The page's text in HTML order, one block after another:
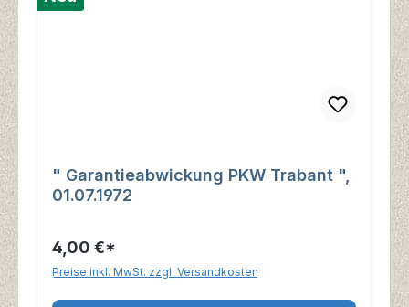
" Garantieabwickung PKW Trabant ",
01.07.1972
4,00 €*
Preise inkl. MwSt. zzgl. Versandkosten